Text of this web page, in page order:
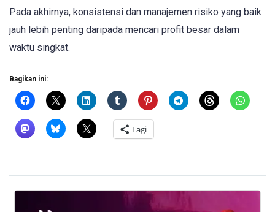
Pada akhirnya, konsistensi dan manajemen risiko yang baik
jauh lebih penting daripada mencari profit besar dalam
waktu singkat.
Bagikan ini:
Lagi